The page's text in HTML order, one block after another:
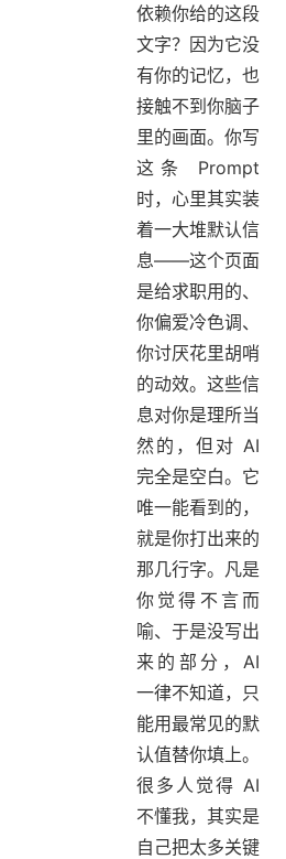
依赖你给的这段
文字？因为它没
有你的记忆，也
接触不到你脑子
里的画面。你写
这条 Prompt
时，心里其实装
着一大堆默认信
息——这个页面
是给求职用的、
你偏爱冷色调、
你讨厌花里胡哨
的动效。这些信
息对你是理所当
然的，但对 AI
完全是空白。它
唯一能看到的，
就是你打出来的
那几行字。凡是
你觉得不言而
喻、于是没写出
来的部分，AI
一律不知道，只
能用最常见的默
认值替你填上。
很多人觉得 AI
不懂我，其实是
自己把太多关键